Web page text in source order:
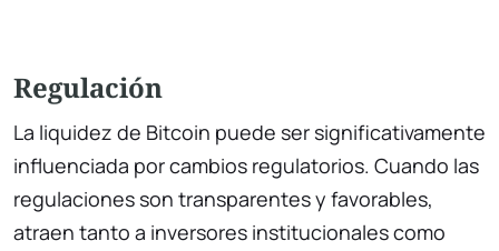
Regulación
La liquidez de Bitcoin puede ser significativamente
influenciada por cambios regulatorios. Cuando las
regulaciones son transparentes y favorables,
atraen tanto a inversores institucionales como